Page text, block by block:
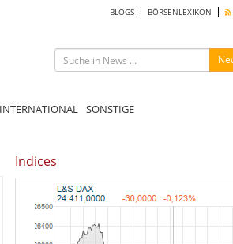
BLOGS BÖRSENLEXIKON
INTERNATIONAL SONSTIGE
Indices